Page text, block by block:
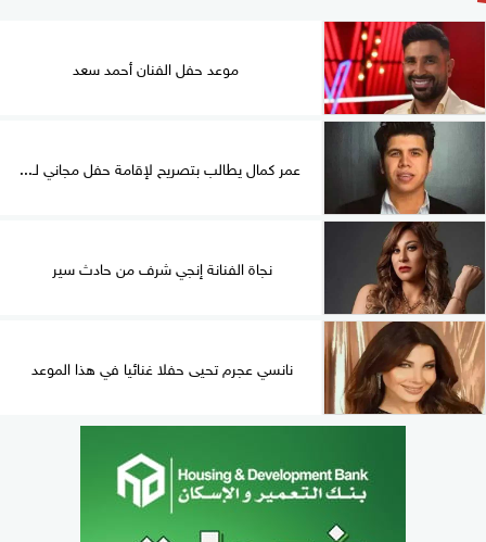
موعد حفل الفنان أحمد سعد
عمر كمال يطالب بتصريح لإقامة حفل مجاني لـ...
نجاة الفنانة إنجي شرف من حادث سير
نانسي عجرم تحيى حفلا غنائيا في هذا الموعد